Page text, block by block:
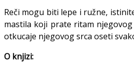
Reči mogu biti lepe i ružne,
mastila koji prate ritam
otkucaje njegovog srca oseti
O knjizi: